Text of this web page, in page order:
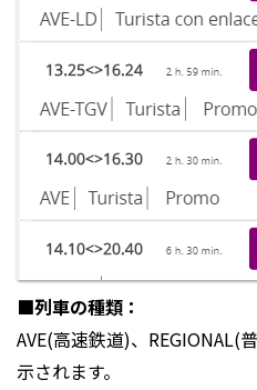
■列車の種類：
AVE(高速鉄道)、REGIONAL(
示されます。